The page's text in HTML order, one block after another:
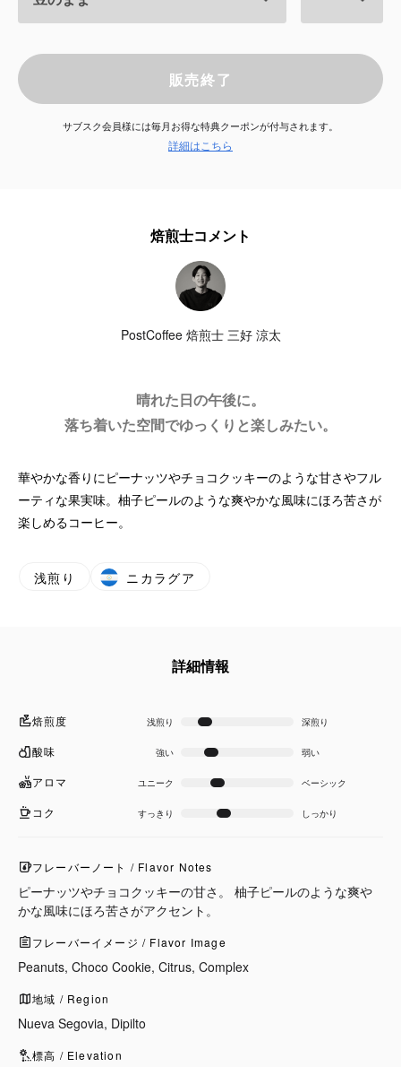
コーヒーのサブスク
サービス
販売終了
サブスク会員様には毎月お得な特典クーポンが付与されます。
詳細はこちら
焙煎士コメント
PostCoffee 焙煎士 三好 涼太
晴れた日の午後に。
落ち着いた空間でゆっくりと楽しみたい。
華やかな香りにピーナッツやチョコクッキーのような甘さやフル
ーティな果実味。柚子ピールのような爽やかな風味にほろ苦さが
楽しめるコーヒー。
浅煎り ニカラグア
詳細情報
焙煎度 浅煎り 深煎り
酸味 強い 弱い
アロマ ユニーク ベーシック
コク すっきり しっかり
フレーバーノート / Flavor Notes
ピーナッツやチョコクッキーの甘さ。 柚子ピールのような爽や
かな風味にほろ苦さがアクセント。
フレーバーイメージ / Flavor Image
Peanuts, Choco Cookie, Citrus, Complex
地域 / Region
Nueva Segovia, Dipilto
標高 / Elevation